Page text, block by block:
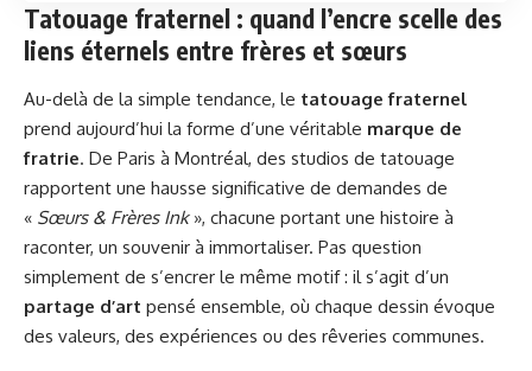
Tatouage fraternel : quand l’encre scelle des
liens éternels entre frères et sœurs
Au-delà de la simple tendance, le tatouage fraternel
prend aujourd’hui la forme d’une véritable marque de
fratrie. De Paris à Montréal, des studios de tatouage
rapportent une hausse significative de demandes de
« Sœurs & Frères Ink», chacune portant une histoire à
raconter, un souvenir à immortaliser. Pas question
simplement de s’encrer le même motif : il s’agit d’un
partage d’art pensé ensemble, où chaque dessin évoque
des valeurs, des expériences ou des rêveries communes.